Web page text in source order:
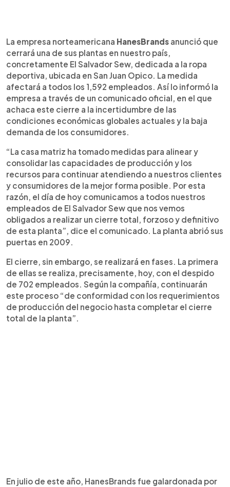
Escuchar artículo
La empresa norteamericana HanesBrands anunció que
cerrará una de sus plantas en nuestro país,
concretamente El Salvador Sew, dedicada a la ropa
deportiva, ubicada en San Juan Opico. La medida
afectará a todos los 1,592 empleados. Así lo informó la
empresa a través de un comunicado oficial, en el que
achaca este cierre a la incertidumbre de las
condiciones económicas globales actuales y la baja
demanda de los consumidores.
“La casa matriz ha tomado medidas para alinear y
consolidar las capacidades de producción y los
recursos para continuar atendiendo a nuestros clientes
y consumidores de la mejor forma posible. Por esta
razón, el día de hoy comunicamos a todos nuestros
empleados de El Salvador Sew que nos vemos
obligados a realizar un cierre total, forzoso y definitivo
de esta planta”, dice el comunicado. La planta abrió sus
puertas en 2009.
El cierre, sin embargo, se realizará en fases. La primera
de ellas se realiza, precisamente, hoy, con el despido
de 702 empleados. Según la compañía, continuarán
este proceso “de conformidad con los requerimientos
de producción del negocio hasta completar el cierre
total de la planta”.
En julio de este año, HanesBrands fue galardonada por